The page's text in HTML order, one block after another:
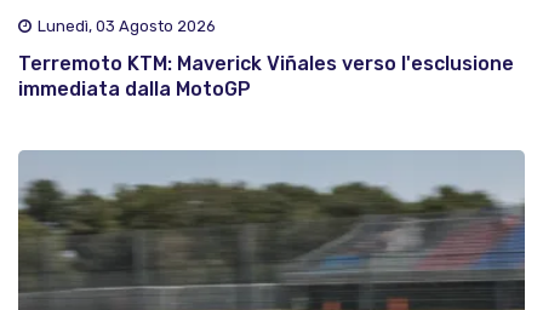
Lunedì, 03 Agosto 2026
Terremoto KTM: Maverick Viñales verso l'esclusione
immediata dalla MotoGP